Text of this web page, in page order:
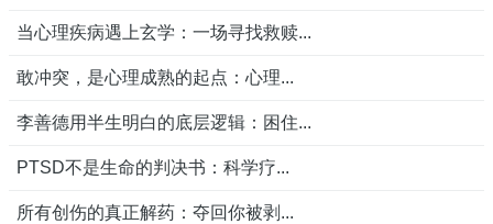
当心理疾病遇上玄学：一场寻找救赎...
敢冲突，是心理成熟的起点：心理...
李善德用半生明白的底层逻辑：困住...
PTSD不是生命的判决书：科学疗...
所有创伤的真正解药：夺回你被剥...